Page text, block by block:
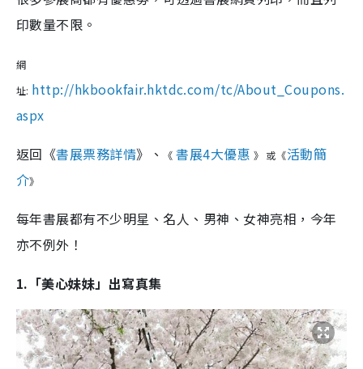
印數量不限。
網
址: http://hkbookfair.hktdc.com/tc/About_Coupons.
aspx
返回《書展票務詳情》、 《書展4大優惠 》 或《活動簡
介》
每年書展都有不少明星、名人、男神、女神亮相，今年
亦不例外！
1.「美心妹妹」出寫真集